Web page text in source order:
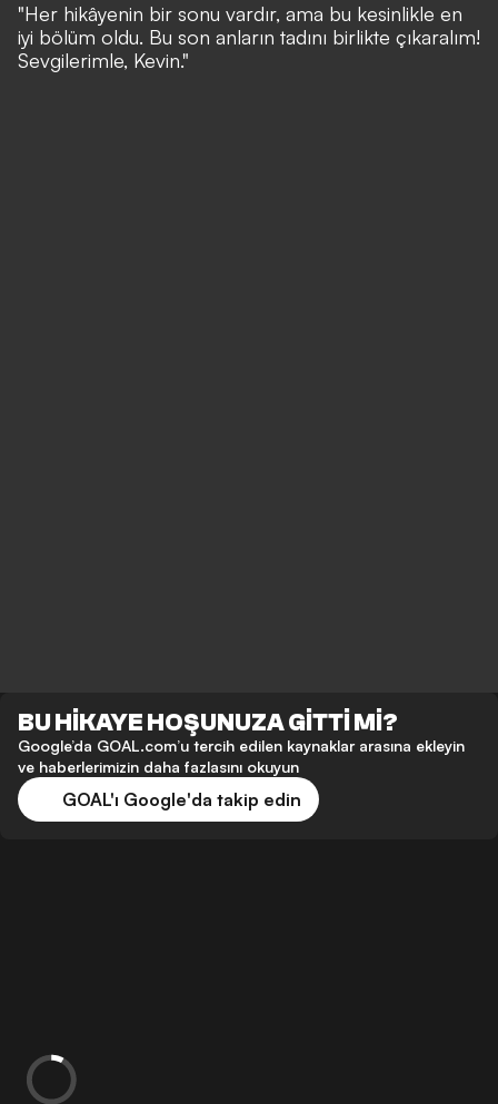
"Her hikâyenin bir sonu vardır, ama bu kesinlikle en
iyi bölüm oldu. Bu son anların tadını birlikte çıkaralım!
Sevgilerimle, Kevin."
BU HİKAYE HOŞUNUZA GİTTİ Mİ?
Google’da GOAL.com’u tercih edilen kaynaklar arasına ekleyin
ve haberlerimizin daha fazlasını okuyun
GOAL'ı Google'da takip edin